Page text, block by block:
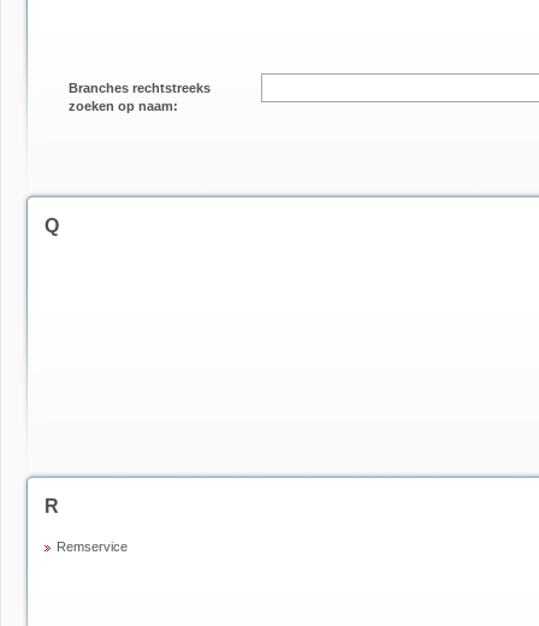
Branches rechtstreeks
zoeken op naam:
Q
R
Remservice